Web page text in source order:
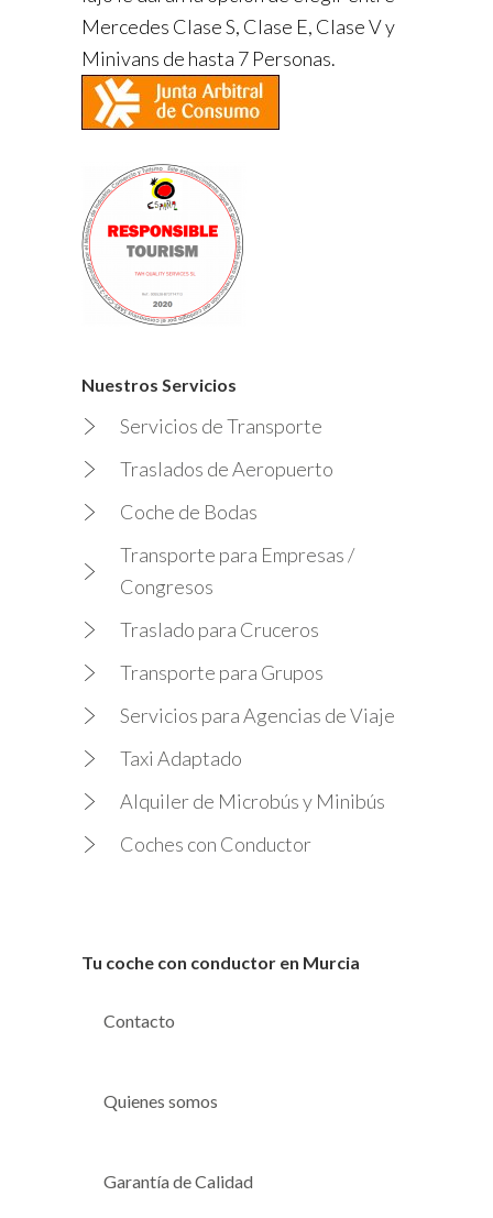
Mercedes Clase S, Clase E, Clase V y
Minivans de hasta 7 Personas.
Nuestros Servicios
Servicios de Transporte
Traslados de Aeropuerto
Coche de Bodas
Transporte para Empresas /
Congresos
Traslado para Cruceros
Transporte para Grupos
Servicios para Agencias de Viaje
Taxi Adaptado
Alquiler de Microbús y Minibús
Coches con Conductor
Tu coche con conductor en Murcia
Contacto
Quienes somos
Garantía de Calidad